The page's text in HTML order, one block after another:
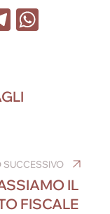
T
gr
a
p
SUCCESSIVO
IL
FISCALE